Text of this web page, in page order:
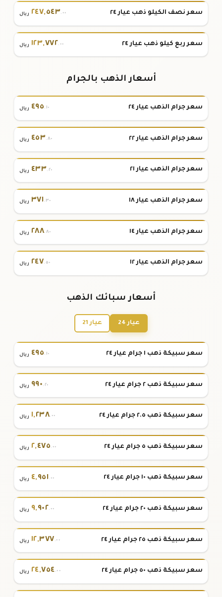
سعر نصف الكيلو ذهب عيار ٢٤ ٢٤٧,٥٤٣.٠٠ ريال
سعر ربع كيلو ذهب عيار ٢٤ ١٢٣,٧٧٢.٠٠ ريال
أسعار الذهب بالجرام
سعر جرام الذهب عيار ٢٤ ٤٩٥.١٠ ريال
سعر جرام الذهب عيار ٢٢ ٤٥٣.٨٠ ريال
سعر جرام الذهب عيار ٢١ ٤٣٣.٢٠ ريال
سعر جرام الذهب عيار ١٨ ٣٧١.٣٠ ريال
سعر جرام الذهب عيار ١٤ ٢٨٨.٨٠ ريال
سعر جرام الذهب عيار ١٢ ٢٤٧.٥٠ ريال
أسعار سبائك الذهب
عيار 24 عيار 21
سعر سبيكة ذهب ١ جرام عيار ٢٤ ٤٩٥.١٠ ريال
سعر سبيكة ذهب ٢ جرام عيار ٢٤ ٩٩٠.٢٠ ريال
سعر سبيكة ذهب ٢.٥ جرام عيار ٢٤ ١,٢٣٨.٠٠ ريال
سعر سبيكة ذهب ٥ جرام عيار ٢٤ ٢,٤٧٥.٠٠ ريال
سعر سبيكة ذهب ١٠ جرام عيار ٢٤ ٤,٩٥١.٠٠ ريال
سعر سبيكة ذهب ٢٠ جرام عيار ٢٤ ٩,٩٠٢.٠٠ ريال
سعر سبيكة ذهب ٢٥ جرام عيار ٢٤ ١٢,٣٧٧.٠٠ ريال
سعر سبيكة ذهب ٥٠ جرام عيار ٢٤ ٢٤,٧٥٤.٠٠ ريال